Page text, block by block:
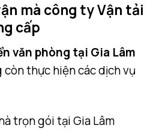
mà công ty Vận tải
cấp
văn phòng tại Gia Lâm
thực hiện các dịch vụ
trọn gói tại Gia Lâm